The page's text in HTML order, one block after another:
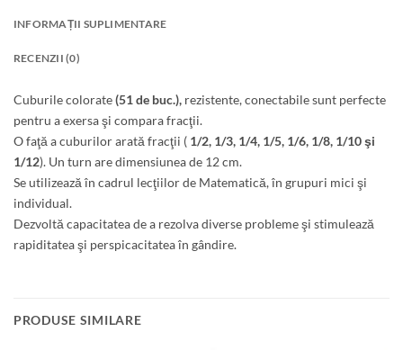
INFORMAȚII SUPLIMENTARE
RECENZII (0)
Cuburile colorate(51 de buc.), rezistente, conectabile sunt perfecte
pentru a exersa şi compara fracţii.
O faţă a cuburilor arată fracţii ( 1/2, 1/3, 1/4, 1/5, 1/6, 1/8, 1/10 şi
1/12). Un turn are dimensiunea de 12 cm.
Se utilizează în cadrul lecţiilor de Matematică, în grupuri mici şi
individual.
Dezvoltă capacitatea de a rezolva diverse probleme şi stimulează
rapiditatea şi perspicacitatea în gândire.
PRODUSE SIMILARE